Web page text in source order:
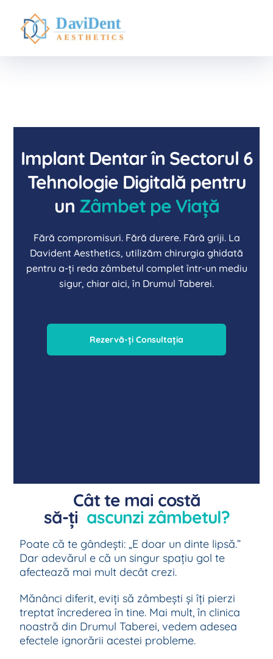
Implant Dentar în Sectorul 6
Tehnologie Digitală pentru
un Zâmbet pe Viață
Fără compromisuri. Fără durere. Fără griji. La
Davident Aesthetics, utilizăm chirurgia ghidată
pentru a-ți reda zâmbetul complet într-un mediu
sigur, chiar aici, în Drumul Taberei.
Rezervă-ți Consultația
Cât te mai costă
să-ți ascunzi zâmbetul?
Poate că te gândești: „E doar un dinte lipsă.”
Dar adevărul e că un singur spațiu gol te
afectează mai mult decât crezi.
Mănânci diferit, eviți să zâmbești și îți pierzi
treptat încrederea în tine. Mai mult, în clinica
noastră din Drumul Taberei, vedem adesea
efectele ignorării acestei probleme.